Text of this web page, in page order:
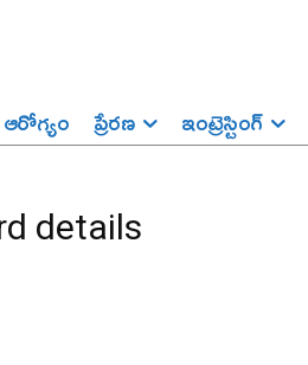
ఆరోగ్యం ప్రేర‌ణ‌ ఇంట్రెస్టింగ్‌
details